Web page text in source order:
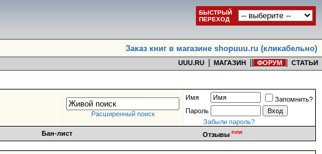
БЫСТРЫЙ
ПЕРЕХОД
Заказ книг в магазине shopuuu.ru (кликабельно)
UUU.RU МАГАЗИН ФОРУМ СТАТЬИ
Расширенный поиск
Имя
Запомнить?
Пароль
Забыли пароль?
Бан-лист Отзывы new